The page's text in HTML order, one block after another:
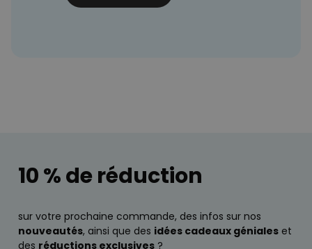
10 % de réduction
sur votre prochaine commande, des infos sur nos
nouveautés, ainsi que des idées cadeaux géniales et
des réductions exclusives ?